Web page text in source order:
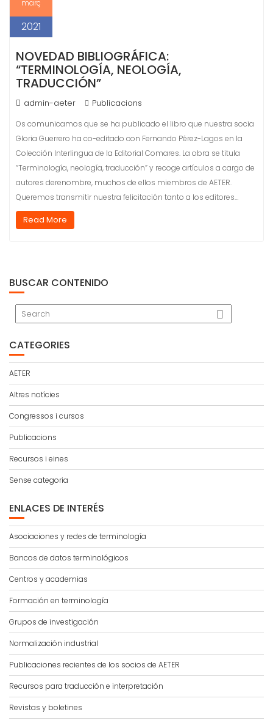
març
2021
NOVEDAD BIBLIOGRÁFICA:
“TERMINOLOGÍA, NEOLOGÍA,
TRADUCCIÓN”
admin-aeter Publicacions
Os comunicamos que se ha publicado el libro que nuestra socia
Gloria Guerrero ha co-editado con Fernando Pérez-Lagos en la
Colección Interlingua de la Editorial Comares. La obra se titula
“Terminología, neología, traducción” y recoge artículos a cargo de
autores derenombre, muchos de ellos miembros de AETER.
Queremos transmitir nuestra felicitación tanto a los editores…
Read More
BUSCAR CONTENIDO
CATEGORIES
AETER
Altres notícies
Congressos i cursos
Publicacions
Recursos i eines
Sense categoria
ENLACES DE INTERÉS
Asociaciones y redes de terminología
Bancos de datos terminológicos
Centros y academias
Formación en terminología
Grupos de investigación
Normalización industrial
Publicaciones recientes de los socios de AETER
Recursos para traducción e interpretación
Revistas y boletines